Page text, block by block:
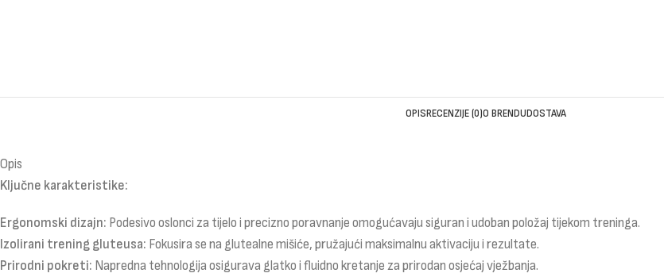
OPISRECENZIJE (0)O BRENDUDOSTAVA
Opis
Ključne karakteristike:
Ergonomski dizajn: Podesivo oslonci za tijelo i precizno poravnanje omogućavaju siguran i udoban položaj tijekom treninga.
Izolirani trening gluteusa: Fokusira se na glutealne mišiće, pružajući maksimalnu aktivaciju i rezultate.
Prirodni pokreti: Napredna tehnologija osigurava glatko i fluidno kretanje za prirodan osjećaj vježbanja.